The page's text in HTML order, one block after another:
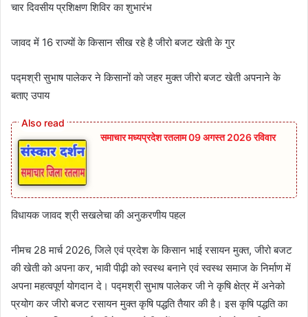
चार दिवसीय प्रशिक्षण शिविर का शुभारंभ
जावद में 16 राज्‍यों के किसान सीख रहे है जीरो बजट खेती के गुर
पद्मश्री सुभाष पालेकर ने किसानों को जहर मुक्‍त जीरो बजट खेती अपनाने के
बताए उपाय
समाचार मध्यप्रदेश रतलाम 09 अगस्त 2026 रविवार
विधायक जावद श्री सखलेचा की अनुकरणीय पहल
नीमच 28 मार्च 2026, जिले एवं प्रदेश के किसान भाई रसायन मुक्‍त, जीरो बजट
की खेती को अपना कर, भावी पीढ़ी को स्‍वस्‍थ बनाने एवं स्‍वस्‍थ समाज के निर्माण में
अपना महत्‍वपूर्ण योगदान दे। पद्मश्री सुभाष पालेकर जी ने कृषि क्षेत्र में अनेको
प्रयोग कर जीरो बजट रसायन मुक्‍त कृषि पद्धति तैयार की है। इस कृषि पद्धति का